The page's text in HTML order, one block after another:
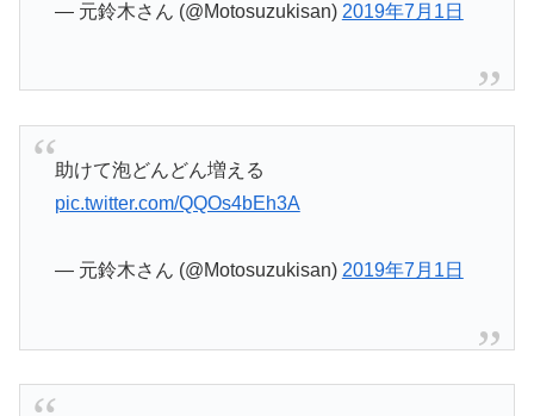
— 元鈴木さん (@Motosuzukisan) 2019年7月1日
助けて泡どんどん増える
pic.twitter.com/QQOs4bEh3A
— 元鈴木さん (@Motosuzukisan) 2019年7月1日